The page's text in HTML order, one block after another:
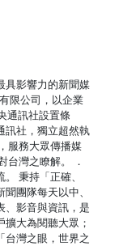
具影響力的新聞媒
限公司，以企業
通訊社設置條
訊社，獨立超然執
服務大眾傳播媒
台灣之瞭解。 ．
秉持「正確、
團隊每天以中、
、影音與資訊，是
大為閱聽大眾；
台灣之眼，世界之